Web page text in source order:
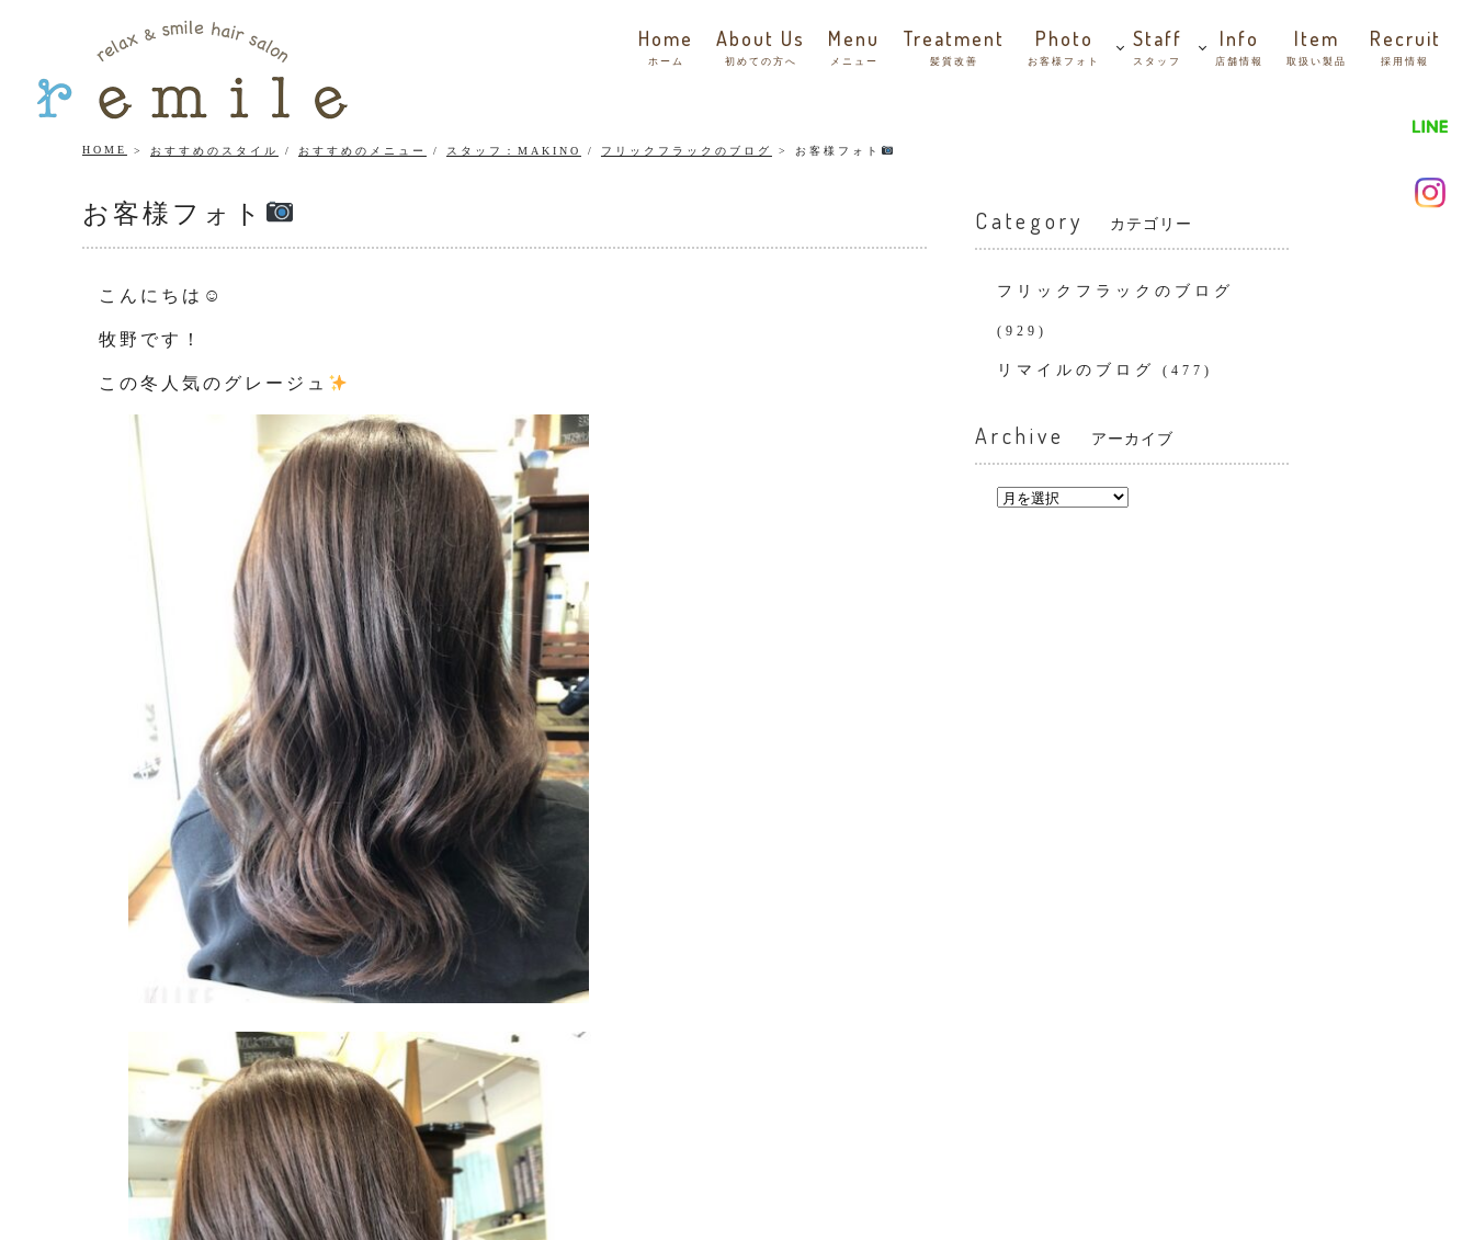
Home
ホーム
About Us
初めての方へ
Menu
メニュー
Treatment
髪質改善
Photo
お客様フォト
Staff
スタッフ
Info
店舗情報
Item
取扱い製品
Recruit
採用情報
HOME おすすめのスタイル / おすすめのメニュー / スタッフ：MAKINO / フリックフラックのブログ お客様フォト
お客様フォト
こんにちは☺
牧野です！
この冬人気のグレージュ
Category カテゴリー
フリックフラックのブログ
(929)
リマイルのブログ (477)
Archive アーカイブ